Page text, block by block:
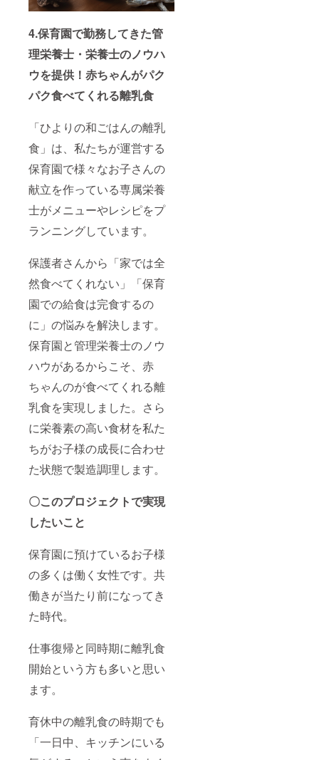
4.保育園で勤務してきた管
理栄養士・栄養士のノウハ
ウを提供！赤ちゃんがパク
パク食べてくれる離乳⾷
「ひよりの和ごはんの離乳
⾷」は、私たちが運営する
保育園で様々なお⼦さんの
献⽴を作っている専属栄養
⼠がメニューやレシピをプ
ランニングしています。
保護者さんから「家では全
然食べてくれない」「保育
園での給食は完食するの
に」の悩みを解決します。
保育園と管理栄養士のノウ
ハウがあるからこそ、赤
ちゃんのが食べてくれる離
乳食を実現しました。さら
に栄養素の高い食材を私た
ちがお子様の成長に合わせ
た状態で製造調理します。
〇このプロジェクトで実現
したいこと
保育園に預けているお子様
の多くは働く女性です。共
働きが当たり前になってき
た時代。
仕事復帰と同時期に離乳食
開始という方も多いと思い
ます。
育休中の離乳食の時期でも
「一日中、キッチンにいる